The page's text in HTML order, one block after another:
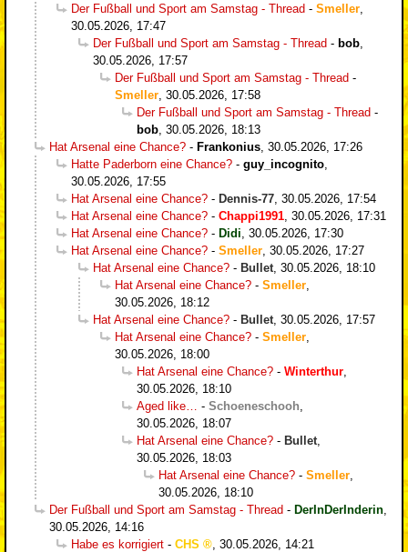
Der Fußball und Sport am Samstag - Thread - Smeller
30.05.2026, 17:47
Der Fußball und Sport am Samstag - Thread - bob
30.05.2026, 17:57
Der Fußball und Sport am Samstag - Thread -
Smeller 30.05.2026, 17:58
Der Fußball und Sport am Samstag - Thread -
bob 30.05.2026, 18:13
Hat Arsenal eine Chance? - Frankonius 30.05.2026, 17:26
Hatte Paderborn eine Chance? - guy_incognito
30.05.2026, 17:55
Hat Arsenal eine Chance? - Dennis-77 30.05.2026, 17:54
Hat Arsenal eine Chance? - Chappi1991 30.05.2026, 17:31
Hat Arsenal eine Chance? - Didi 30.05.2026, 17:30
Hat Arsenal eine Chance? - Smeller 30.05.2026, 17:27
Hat Arsenal eine Chance? - Bullet 30.05.2026, 18:10
Hat Arsenal eine Chance? - Smeller
30.05.2026, 18:12
Hat Arsenal eine Chance? - Bullet 30.05.2026, 17:57
Hat Arsenal eine Chance? - Smeller
30.05.2026, 18:00
Hat Arsenal eine Chance? - Winterthur
30.05.2026, 18:10
Aged like…
- Schoeneschooh
30.05.2026, 18:07
Hat Arsenal eine Chance? - Bullet
30.05.2026, 18:03
Hat Arsenal eine Chance? - Smeller
30.05.2026, 18:10
Der Fußball und Sport am Samstag - Thread - DerInDerInderin
30.05.2026, 14:16
Habe es korrigiert - CHS 30.05.2026, 14:21